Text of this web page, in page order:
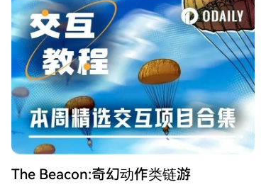
目 **Seismic**，它通过可信执行环境提供 EVM 兼
容的隐私方案。其测试网已上线，交互步骤包括：
通过社交媒体验证在官方水龙头领取测试币、在 O
nChain Daily 网站连接 Seismic Devnet 网络并部
署合约，以及加入其 Discord 社区保持活跃以争取
早期身份。 这些项目均提供了测试网参与或活动
预注册的机会，供用户提前体验和互动。
The Beacon:奇幻动作类链游